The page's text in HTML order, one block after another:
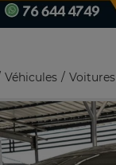
Véhicules Voitures